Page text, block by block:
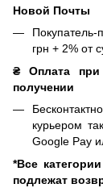
Новой Почты
грн + 2% от
₴ Оплата
получении
курьером
Google Pay
*Все
подлежат